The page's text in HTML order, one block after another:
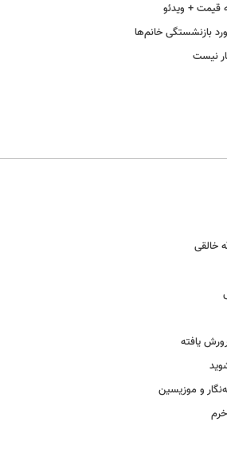
قیمت + ویدئو
بازنشستگی خانم‌ها
نیست
خالقی
یافته
و موزیسین